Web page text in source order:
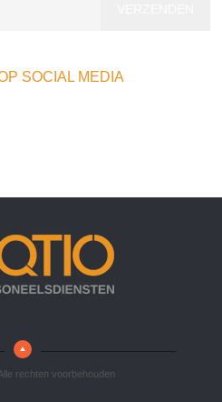
SOCIAL MEDIA
rechten voorbehouden